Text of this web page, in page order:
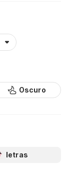
Oscuro
letras